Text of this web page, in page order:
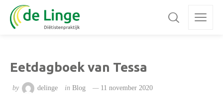
Eetdagboek van Tessa
by delinge in Blog 11 november 2020